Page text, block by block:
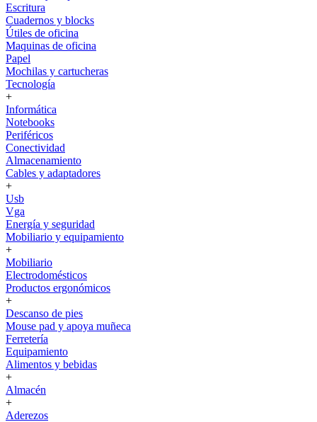
Escritura
Cuadernos y blocks
Útiles de oficina
Maquinas de oficina
Papel
Mochilas y cartucheras
Tecnología
+
Informática
Notebooks
Periféricos
Conectividad
Almacenamiento
Cables y adaptadores
+
Usb
Vga
Energía y seguridad
Mobiliario y equipamiento
+
Mobiliario
Electrodomésticos
Productos ergonómicos
+
Descanso de pies
Mouse pad y apoya muñeca
Ferretería
Equipamiento
Alimentos y bebidas
+
Almacén
+
Aderezos